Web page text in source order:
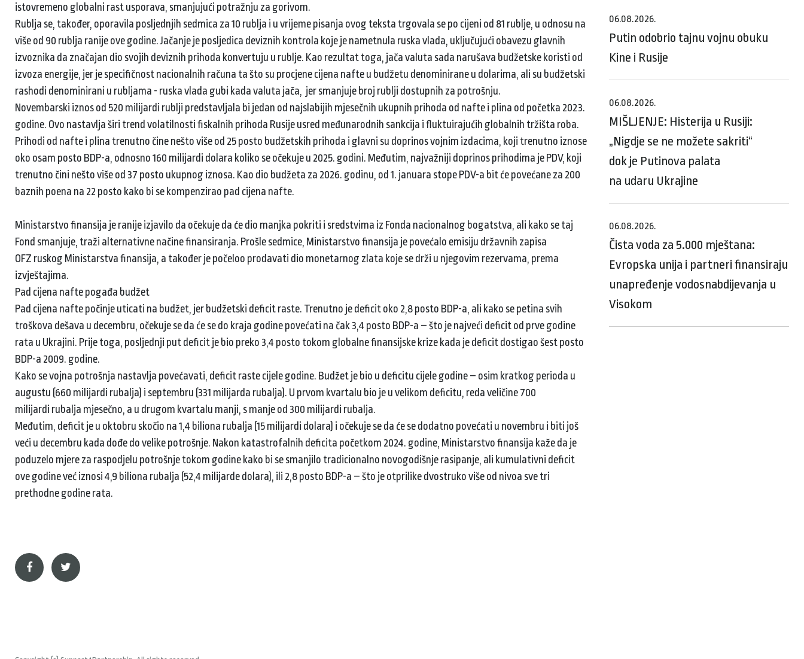
istovremeno globalni rast usporava, smanjujući potražnju za gorivom.
Rublja se, također, oporavila posljednjih sedmica za 10 rublja i u vrijeme pisanja ovog teksta trgovala se po cijeni od 81 rublje, u odnosu na
više od 90 rublja ranije ove godine. Jačanje je posljedica deviznih kontrola koje je nametnula ruska vlada, uključujući obavezu glavnih
izvoznika da značajan dio svojih deviznih prihoda konvertuju u rublje. Kao rezultat toga, jača valuta sada narušava budžetske koristi od
izvoza energije, jer je specifičnost nacionalnih računa ta što su procjene cijena nafte u budžetu denominirane u dolarima, ali su budžetski
rashodi denominirani u rubljama - ruska vlada gubi kada valuta jača, jer smanjuje broj rublji dostupnih za potrošnju.
Novembarski iznos od 520 milijardi rublji predstavljala bi jedan od najslabijih mjesečnih ukupnih prihoda od nafte i plina od početka 2023.
godine. Ovo nastavlja širi trend volatilnosti fiskalnih prihoda Rusije usred međunarodnih sankcija i fluktuirajućih globalnih tržišta roba.
Prihodi od nafte i plina trenutno čine nešto više od 25 posto budžetskih prihoda i glavni su doprinos vojnim izdacima, koji trenutno iznose
oko osam posto BDP-a, odnosno 160 milijardi dolara koliko se očekuje u 2025. godini. Međutim, najvažniji doprinos prihodima je PDV, koji
trenutno čini nešto više od 37 posto ukupnog iznosa. Kao dio budžeta za 2026. godinu, od 1. januara stope PDV-a bit će povećane za 200
baznih poena na 22 posto kako bi se kompenzirao pad cijena nafte.
Ministarstvo finansija je ranije izjavilo da očekuje da će dio manjka pokriti i sredstvima iz Fonda nacionalnog bogatstva, ali kako se taj
Fond smanjuje, traži alternativne načine finansiranja. Prošle sedmice, Ministarstvo finansija je povećalo emisiju državnih zapisa
OFZ ruskog Ministarstva finansija, a također je počeloo prodavati dio monetarnog zlata koje se drži u njegovim rezervama, prema
izvještajima.
Pad cijena nafte pogađa budžet
Pad cijena nafte počinje uticati na budžet, jer budžetski deficit raste. Trenutno je deficit oko 2,8 posto BDP-a, ali kako se petina svih
troškova dešava u decembru, očekuje se da će se do kraja godine povećati na čak 3,4 posto BDP-a – što je najveći deficit od prve godine
rata u Ukrajini. Prije toga, posljednji put deficit je bio preko 3,4 posto tokom globalne finansijske krize kada je deficit dostigao šest posto
BDP-a 2009. godine.
Kako se vojna potrošnja nastavlja povećavati, deficit raste cijele godine. Budžet je bio u deficitu cijele godine – osim kratkog perioda u
augustu (660 milijardi rubalja) i septembru (331 milijarda rubalja). U prvom kvartalu bio je u velikom deficitu, reda veličine 700
milijardi rubalja mjesečno, a u drugom kvartalu manji, s manje od 300 milijardi rubalja.
Međutim, deficit je u oktobru skočio na 1,4 biliona rubalja (15 milijardi dolara) i očekuje se da će se dodatno povećati u novembru i biti još
veći u decembru kada dođe do velike potrošnje. Nakon katastrofalnih deficita početkom 2024. godine, Ministarstvo finansija kaže da je
poduzelo mjere za raspodjelu potrošnje tokom godine kako bi se smanjilo tradicionalno novogodišnje rasipanje, ali kumulativni deficit
ove godine već iznosi 4,9 biliona rubalja (52,4 milijarde dolara), ili 2,8 posto BDP-a – što je otprilike dvostruko više od nivoa sve tri
prethodne godine rata.
06.08.2026.
Putin odobrio tajnu vojnu obuku
Kine i Rusije
06.08.2026.
MIŠLJENJE: Histerija u Rusiji:
„Nigdje se ne možete sakriti“
dok je Putinova palata
na udaru Ukrajine
06.08.2026.
Čista voda za 5.000 mještana:
Evropska unija i partneri finansiraju
unapređenje vodosnabdijevanja u
Visokom